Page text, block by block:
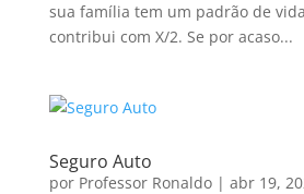
sua família tem um padrão de
contribui com X/2. Se por acaso...
Seguro Auto
por Professor Ronaldo| abr 19,